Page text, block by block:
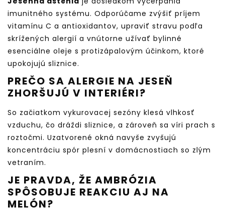
imunitného systému. Odporúčame zvýšiť príjem
vitamínu C a antioxidantov, upraviť stravu podľa
skrížených alergií a vnútorne užívať bylinné
esenciálne oleje s protizápalovým účinkom, ktoré
upokojujú sliznice.
PREČO SA ALERGIE NA JESEŇ
ZHORŠUJÚ V INTERIÉRI?
So začiatkom vykurovacej sezóny klesá vlhkosť
vzduchu, čo dráždi sliznice, a zároveň sa víri prach s
roztočmi. Uzatvorené okná navyše zvyšujú
koncentráciu spór plesní v domácnostiach so zlým
vetraním.
JE PRAVDA, ŽE AMBRÓZIA
SPÔSOBUJE REAKCIU AJ NA
MELÓN?